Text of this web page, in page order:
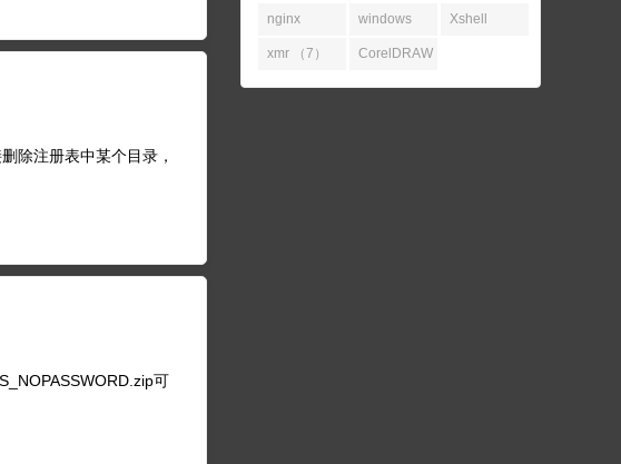
除注册表中某个目录，
可
nginx
（7）
windows
（7）
Xshell
xmr （7） CorelDRAW
（7）